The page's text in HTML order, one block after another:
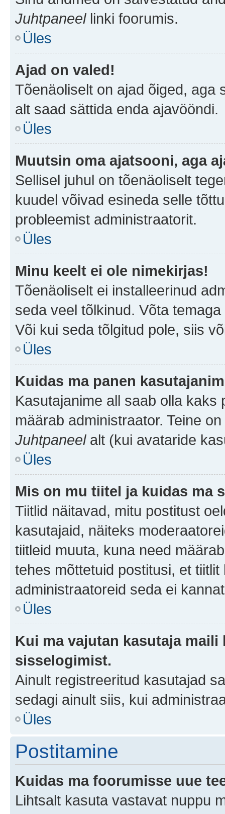
Juhtpaneellinki foorumis.
Üles
Ajad on valed!
Tõenäoliselt on ajad õiged, aga
alt saad sättida enda ajavööndi.
Üles
Muutsin oma ajatsooni, aga
Sellisel juhul on tõenäoliselt
kuudel võivad esineda selle
probleemist administraatorit.
Üles
Minu keelt ei ole nimekirjas!
Tõenäoliselt ei installeerinud
seda veel tõlkinud. Võta
Või kui seda tõlgitud pole, siis
Üles
Kuidas ma panen
Kasutajanime all saab olla kaks
määrab administraator. Teine
Juhtpaneelalt (kui avataride
Üles
Mis on mu tiitel ja kuidas ma
Tiitlid näitavad, mitu postitust
kasutajaid, näiteks
tiitleid muuta, kuna need
tehes mõttetuid postitusi, et
administraatoreid seda ei
Üles
Kui ma vajutan kasutaja
sisselogimist.
Ainult registreeritud kasutajad
sedagi ainult siis, kui
Üles
Postitamine
Kuidas ma foorumisse uue
Lihtsalt kasuta vastavat nuppu